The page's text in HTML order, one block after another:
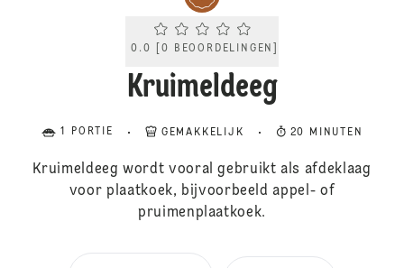
Current rating 0.0. Click to rate.
0.0 [0 BEOORDELINGEN
Kruimeldeeg
1 PORTIE GEMAKKELIJK 20 MINUTEN
Kruimeldeeg wordt vooral gebruikt als afdeklaag
voor plaatkoek, bijvoorbeeld appel- of
pruimenplaatkoek.